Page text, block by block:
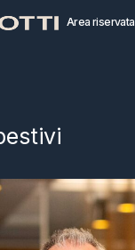
Area riservata